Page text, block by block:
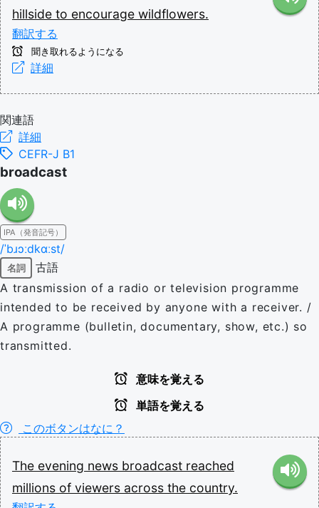
hillside to encourage wildflowers.
翻訳する
聞き取れるようになる
詳細
関連語
詳細
CEFR-J B1
broadcast
IPA（発音記号）
/ˈbɹɔːdkɑːst/
名詞
古語
A transmission of a radio or television programme
intended to be received by anyone with a receiver. /
A programme (bulletin, documentary, show, etc.) so
transmitted.
意味を覚える
単語を覚える
このボタンはなに？
The evening news broadcast reached
millions of viewers across the country.